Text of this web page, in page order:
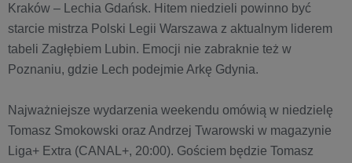
Kraków – Lechia Gdańsk. Hitem niedzieli powinno być
starcie mistrza Polski Legii Warszawa z aktualnym liderem
tabeli Zagłębiem Lubin. Emocji nie zabraknie też w
Poznaniu, gdzie Lech podejmie Arkę Gdynia.
Najważniejsze wydarzenia weekendu omówią w niedzielę
Tomasz Smokowski oraz Andrzej Twarowski w magazynie
Liga+ Extra (CANAL+, 20:00). Gościem będzie Tomasz